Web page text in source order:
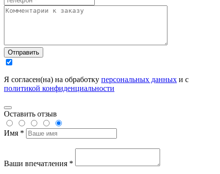
Отправить
Я согласен(на) на обработку персональных данных и с
политикой конфиденциальности
Оставить отзыв
Имя *
Ваши впечатления *